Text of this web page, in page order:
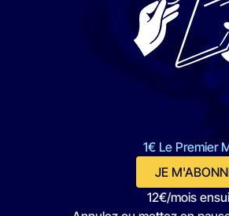
1€ Le Premier
JE
12€/mois